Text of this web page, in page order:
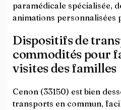
paramédicale spécialisée,
animations personnalisées
Dispositifs de
commodités pour
visites des familles
Cenon (33150) est bien
transports en commun,